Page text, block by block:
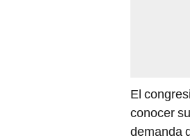
El
conocer
demanda